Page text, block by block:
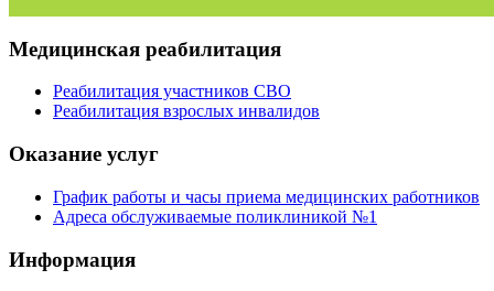
Медицинская реабилитация
Реабилитация участников СВО
Реабилитация взрослых инвалидов
Оказание услуг
График работы и часы приема медицинских работников
Адреса обслуживаемые поликлиникой №1
Информация